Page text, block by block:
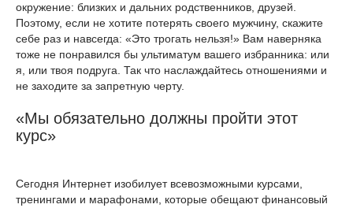
окружение: близких и дальних родственников, друзей.
Поэтому, если не хотите потерять своего мужчину, скажите
себе раз и навсегда: «Это трогать нельзя!» Вам наверняка
тоже не понравился бы ультиматум вашего избранника: или
я, или твоя подруга. Так что наслаждайтесь отношениями и
не заходите за запретную черту.
«Мы обязательно должны пройти этот
курс»
Сегодня Интернет изобилует всевозможными курсами,
тренингами и марафонами, которые обещают финансовый